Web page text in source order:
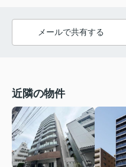
メールで共有する
近隣の物件